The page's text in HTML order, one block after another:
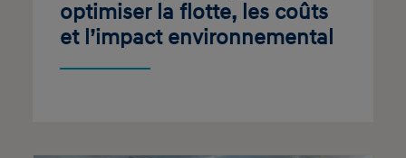
optimiser la flotte, les coûts
et l’impact environnemental